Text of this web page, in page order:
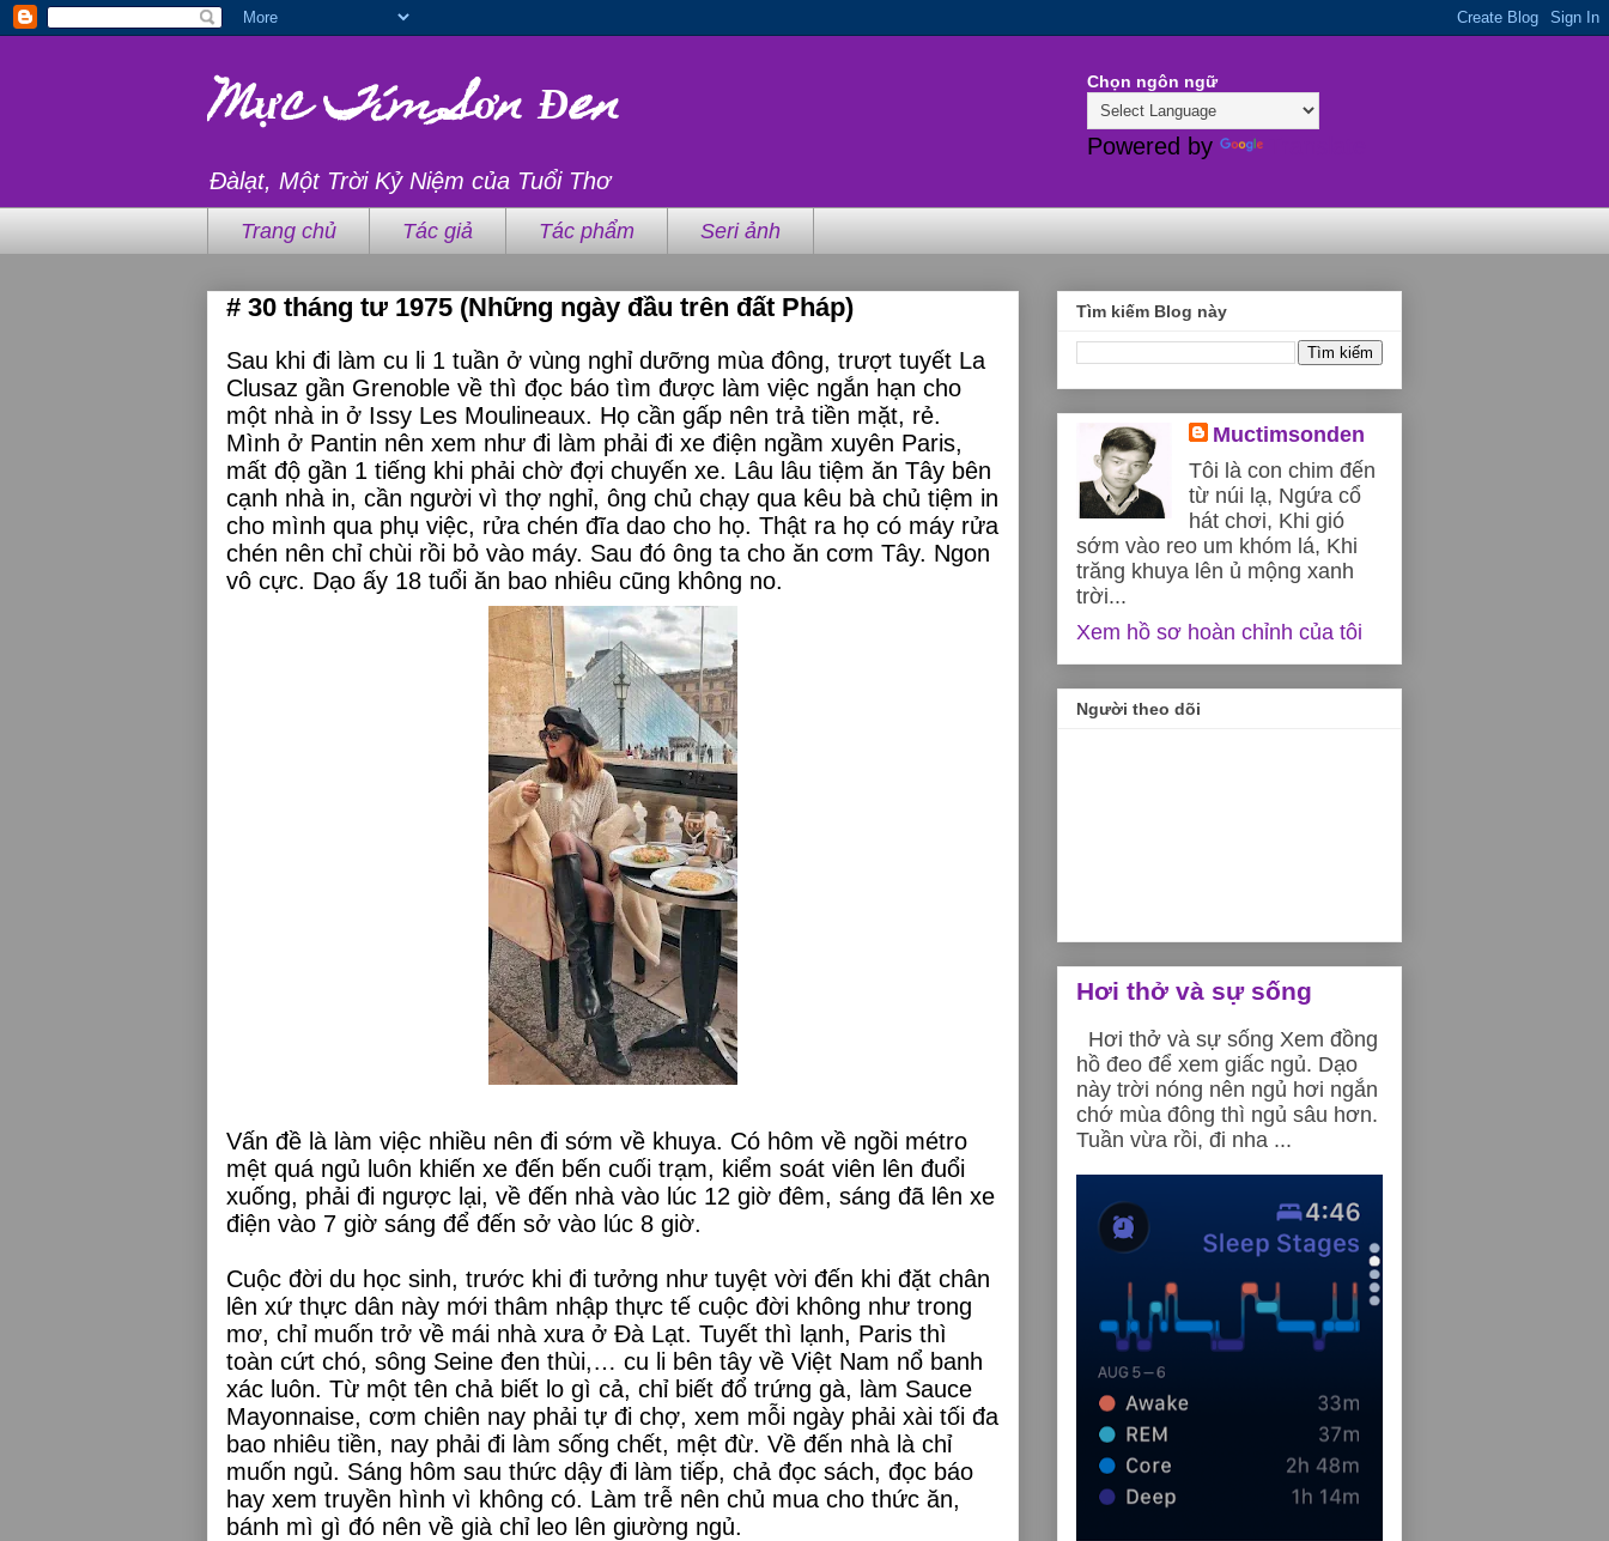
Mực Tím Sơn Đen
Đàlạt, Một Trời Kỷ Niệm của Tuổi Thơ
Chọn ngôn ngữ
Powered by
Trang chủ Tác giả Tác phẩm Seri ảnh
# 30 tháng tư 1975 (Những ngày đầu trên đất Pháp)
Sau khi đi làm cu li 1 tuần ở vùng nghỉ dưỡng mùa đông, trượt tuyết La
Clusaz gần Grenoble về thì đọc báo tìm được làm việc ngắn hạn cho
một nhà in ở Issy Les Moulineaux. Họ cần gấp nên trả tiền mặt, rẻ.
Mình ở Pantin nên xem như đi làm phải đi xe điện ngầm xuyên Paris,
mất độ gần 1 tiếng khi phải chờ đợi chuyến xe. Lâu lâu tiệm ăn Tây bên
cạnh nhà in, cần người vì thợ nghỉ, ông chủ chạy qua kêu bà chủ tiệm in
cho mình qua phụ việc, rửa chén đĩa dao cho họ. Thật ra họ có máy rửa
chén nên chỉ chùi rồi bỏ vào máy. Sau đó ông ta cho ăn cơm Tây. Ngon
vô cực. Dạo ấy 18 tuổi ăn bao nhiêu cũng không no.
Vấn đề là làm việc nhiều nên đi sớm về khuya. Có hôm về ngồi métro
mệt quá ngủ luôn khiến xe đến bến cuối trạm, kiểm soát viên lên đuổi
xuống, phải đi ngược lại, về đến nhà vào lúc 12 giờ đêm, sáng đã lên xe
điện vào 7 giờ sáng để đến sở vào lúc 8 giờ.
Cuộc đời du học sinh, trước khi đi tưởng như tuyệt vời đến khi đặt chân
lên xứ thực dân này mới thâm nhập thực tế cuộc đời không như trong
mơ, chỉ muốn trở về mái nhà xưa ở Đà Lạt. Tuyết thì lạnh, Paris thì
toàn cứt chó, sông Seine đen thùi,… cu li bên tây về Việt Nam nổ banh
xác luôn. Từ một tên chả biết lo gì cả, chỉ biết đổ trứng gà, làm Sauce
Mayonnaise, cơm chiên nay phải tự đi chợ, xem mỗi ngày phải xài tối đa
bao nhiêu tiền, nay phải đi làm sống chết, mệt đừ. Về đến nhà là chỉ
muốn ngủ. Sáng hôm sau thức dậy đi làm tiếp, chả đọc sách, đọc báo
hay xem truyền hình vì không có. Làm trễ nên chủ mua cho thức ăn,
bánh mì gì đó nên về già chỉ leo lên giường ngủ.
Tìm kiếm Blog này
Muctimsonden
Tôi là con chim đến
từ núi lạ, Ngứa cổ
hát chơi, Khi gió
sớm vào reo um khóm lá, Khi
trăng khuya lên ủ mộng xanh
trời...
Xem hồ sơ hoàn chỉnh của tôi
Người theo dõi
Hơi thở và sự sống
Hơi thở và sự sống Xem đồng
hồ đeo để xem giấc ngủ. Dạo
này trời nóng nên ngủ hơi ngắn
chớ mùa đông thì ngủ sâu hơn.
Tuần vừa rồi, đi nha ...